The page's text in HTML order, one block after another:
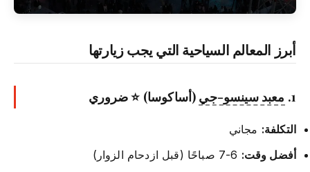
أبرز المعالم السياحية التي يجب زيارتها
1. معبد سينسو-جي (أساكوسا) ⭐ ضروري
التكلفة: مجاني
أفضل وقت: